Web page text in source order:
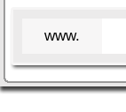
www.